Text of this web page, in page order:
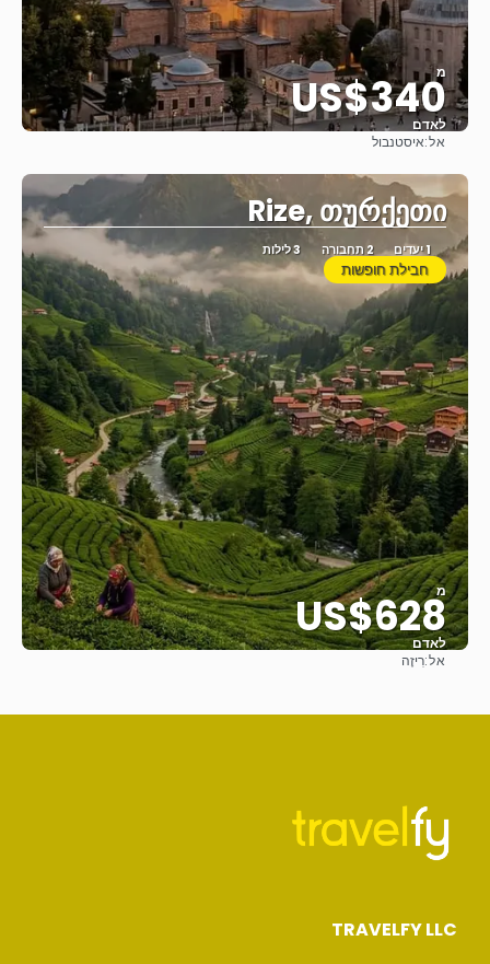
מ
US$340
לאדם
אל:איסטנבול
Rize, თურქეთი
1 יעדים 2 תחבורה 3 לילות
חבילת חופשות
מ
US$628
לאדם
אל:רִיזֶה
TRAVELFY LLC